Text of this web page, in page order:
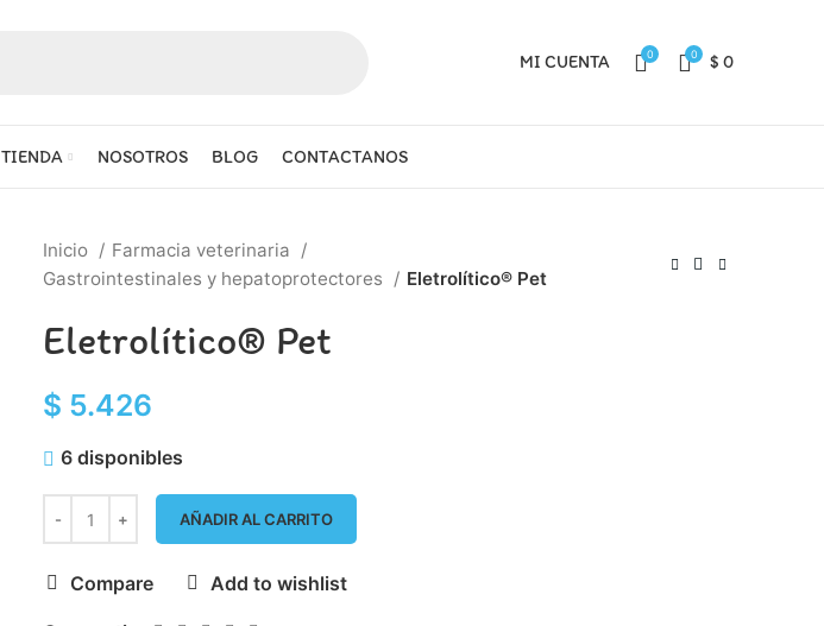
MI CUENTA 0 0 $ 0
TIENDA NOSOTROS BLOG CONTACTANOS
Inicio
Farmacia veterinaria
Gastrointestinales y hepatoprotectores
Eletrolítico® Pet
Eletrolítico® Pet
$ 5.426
6 disponibles
AÑADIR AL CARRITO
Compare Add to wishlist